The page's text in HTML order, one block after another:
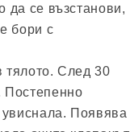
да се възстанови,
бори с
тялото. След 30
Постепенно
увиснала. Появява